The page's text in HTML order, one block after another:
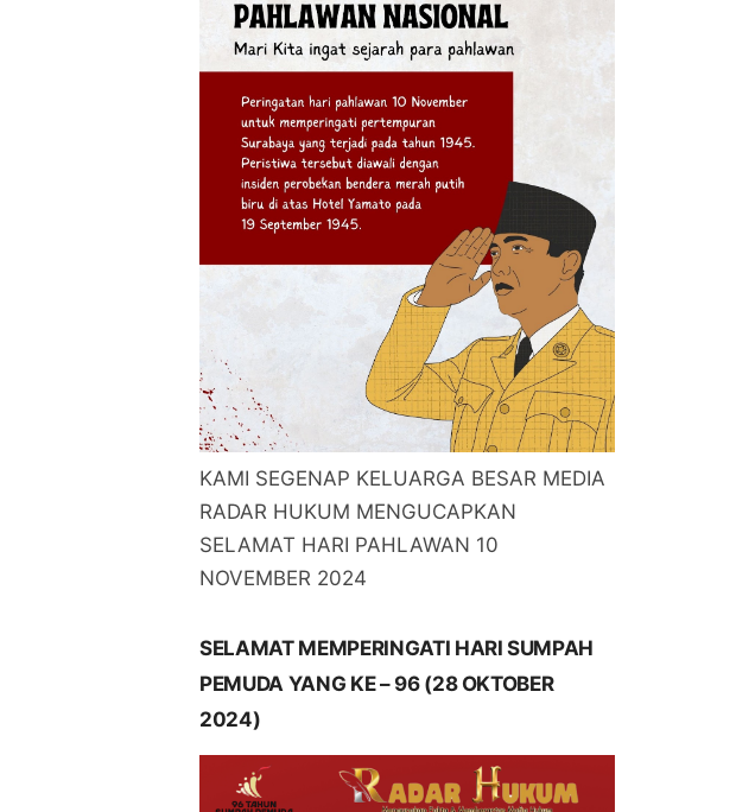
KAMI SEGENAP KELUARGA BESAR MEDIA
RADAR HUKUM MENGUCAPKAN
SELAMAT HARI PAHLAWAN 10
NOVEMBER 2024
SELAMAT MEMPERINGATI HARI SUMPAH
PEMUDA YANG KE – 96 (28 OKTOBER
2024)